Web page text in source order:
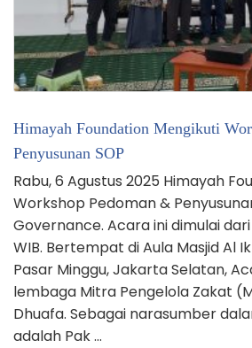
Himayah Foundation Mengikuti
Penyusunan SOP
Rabu, 6 Agustus 2025 Himayah
Workshop Pedoman &
Governance. Acara ini dimulai dari
WIB. Bertempat di Aula Masjid Al
Pasar Minggu, Jakarta Selatan,
lembaga Mitra Pengelola Zakat
Dhuafa. Sebagai narasumber
adalah Pak …